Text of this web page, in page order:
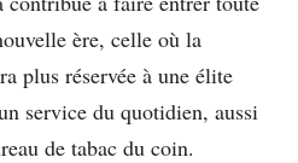
ère, celle où la
plus réservée à une élite
service du quotidien, aussi
de tabac du coin.